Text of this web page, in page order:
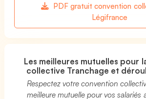
PDF gratuit convention
Légifrance
Les meilleures mutuelles pour
collective Tranchage et
Respectez votre convention
meilleure mutuelle pour vos salariés